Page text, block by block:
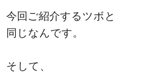
今回ご紹介するツボと
同じなんです。
そして、